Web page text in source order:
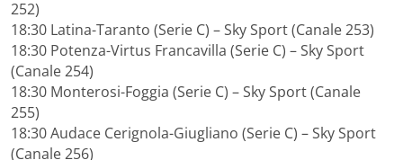
252)
18:30 Latina-Taranto (Serie C) – Sky Sport (Canale 253)
18:30 Potenza-Virtus Francavilla (Serie C) – Sky Sport
(Canale 254)
18:30 Monterosi-Foggia (Serie C) – Sky Sport (Canale
255)
18:30 Audace Cerignola-Giugliano (Serie C) – Sky Sport
(Canale 256)